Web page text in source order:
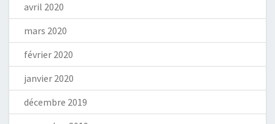
avril 2020
mars 2020
février 2020
janvier 2020
décembre 2019